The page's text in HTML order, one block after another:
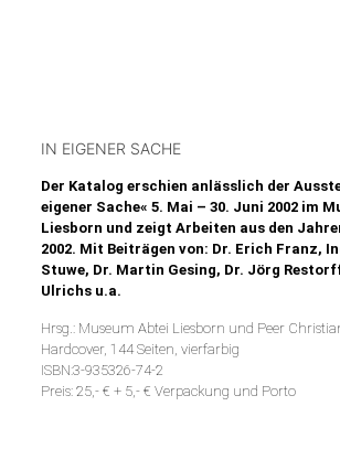
IN EIGENER SACHE
Der Katalog erschien anlässlich der
eigener Sache« 5. Mai – 30. Juni 2002 im
Liesborn und zeigt Arbeiten aus den
2002. Mit Beiträgen von: Dr. Erich Franz,
Stuwe, Dr. Martin Gesing, Dr. Jörg
Ulrichs u.a.
Hrsg.: Museum Abtei Liesborn und Peer
Hardcover, 144 Seiten, vierfarbig
ISBN:3-935326-74-2
Preis: 25,- € + 5,- € Verpackung und Porto